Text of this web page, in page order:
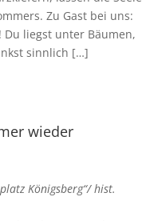
Zu Gast bei uns:
liegst unter Bäumen,
sinnlich […]
wieder
Königsberg“/ hist.